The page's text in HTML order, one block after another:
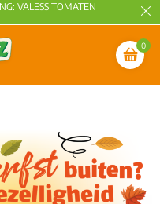
VALESS TOMATEN
0